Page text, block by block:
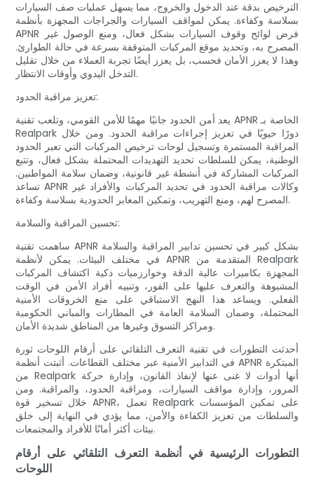
الترخيص بدقة عند الدخول والخروج، مما يسهل عمليات صف السيارات
بسلاسة وكفاءة. يمكن لمواقف السيارات والجراجات المجهزة بأنظمة
APNR فرض لوائح وقوف السيارات بشكل فعال، ومنع الوصول غير
المصرح به، وتحديد موقع المركبات المتوقفة بسرعة في حالة الطوارئ.
وهذا لا يعزز الأمان فحسب، بل يعزز أيضًا تجربة العملاء من خلال تقليل
التدخل اليدوي وأوقات الانتظار.
تعزيز مراقبة الحدود:
يعد أمن الحدود جانبًا مهمًا للأمن القومي، وتلعب تقنية APNR الخاصة بـ
Realpark دورًا حيويًا في تعزيز إجراءات مراقبة الحدود. ومن خلال
المراقبة المستمرة وتسجيل لوحات ترخيص المركبات التي تعبر الحدود
الوطنية، يمكن للسلطات تحديد التهديدات المحتملة بشكل فعال، وتتبع
المركبات المشاركة في أنشطة غير قانونية، وضمان سلامة المواطنين.
تساعد APNR وكالات مراقبة الحدود في تحديد المركبات والأفراد غير
المصرح لهم، ومنع التهريب، وتمكين المعابر الحدودية بسلاسة وكفاءة.
تحسين المراقبة والسلامة:
ساهمت تقنية APNR بشكل كبير في تحسين تدابير المراقبة والسلامة
في مختلف البيئات. يمكن لأنظمة APNR المتقدمة من Realpark
المجهزة بكاميرات عالية الدقة وخوارزميات ذكية اكتشاف المركبات
المشبوهة والتعرف عليها على الفور، وتنبيه أفراد الأمن في الوقت
الفعلي. ويساعد هذا النهج الاستباقي على منع الخروقات الأمنية
المحتملة، وضمان السلامة العامة في المطارات والمباني الحكومية
ومراكز التسوق وغيرها من المناطق شديدة الأمان.
أحدثت التطورات في تقنية التعرف التلقائي على أرقام اللوحات ثورة
في التدابير الأمنية عبر مختلف القطاعات. أثبتت أنظمة APNR المبتكرة
من Realpark أنها أدوات لا غنى عنها لإنفاذ القانون، وإدارة حركة
المرور، وإدارة مواقف السيارات، ومراقبة الحدود، والمراقبة. ومن
خلال تسخير قوة APNR، تعمل Realpark على تمكين المؤسسات
والسلطات من تعزيز الكفاءة والأمن، مما يؤدي في النهاية إلى خلق
بيئات أكثر أمانًا للأفراد والمجتمعات.
التطورات الرئيسية في أنظمة التعرف التلقائي على أرقام
اللوحات